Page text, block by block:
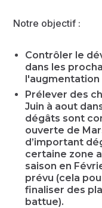
Notre objectif :
Contrôler le
dans les
Prélever des
Juin à aout
dégâts sont
ouverte de
d’important
certaine zone
saison en
prévu (cela
finaliser des
battue).